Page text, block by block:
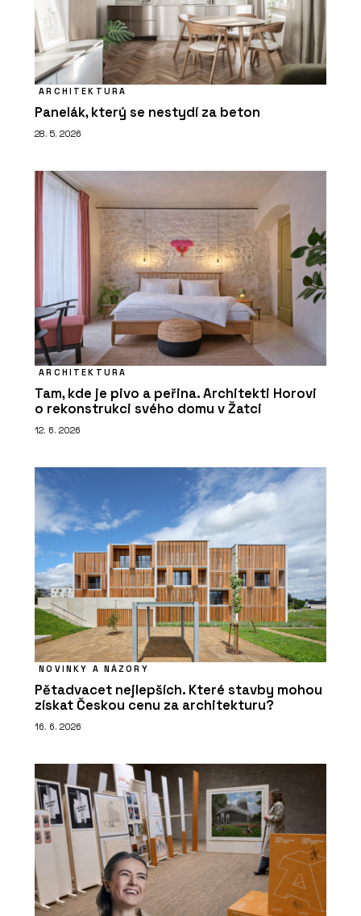
ARCHITEKTURA
Panelák, který se nestydí za beton
28. 5. 2026
ARCHITEKTURA
Tam, kde je pivo a peřina. Architekti Horovi
o rekonstrukci svého domu v Žatci
12. 6. 2026
NOVINKY A NÁZORY
Pětadvacet nejlepších. Které stavby mohou
získat Českou cenu za architekturu?
16. 6. 2026